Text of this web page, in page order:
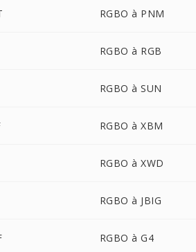
RGBO à PNM
RGBO à RGB
RGBO à SUN
RGBO à XBM
RGBO à XWD
RGBO à JBIG
RGBO à G4